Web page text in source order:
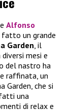
Alfonso
fatto un grande
Garden, il
mesi e
del nastro ha
raffinata, un
Garden, che si
una
di relax e